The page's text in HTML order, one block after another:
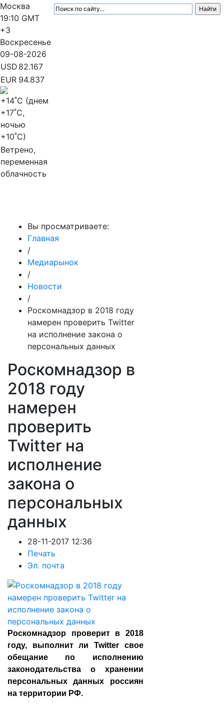
Москва
19:10 GMT
+3
Воскресенье
09-08-2026
USD 82.167
EUR 94.837
+14˚C (днем
+17˚C,
ночью
+10˚C)
Ветрено,
переменная
облачность
Вы просматриваете:
Главная
/
Медиарынок
/
Новости
/
Роскомнадзор в 2018 году
намерен проверить Twitter
на исполнение закона о
персональных данных
Роскомнадзор в
2018 году
намерен
проверить
Twitter на
исполнение
закона о
персональных
данных
28-11-2017 12:36
Печать
Эл. почта
Роскомнадзор проверит в 2018
году, выполнит ли Twitter свое
обещание по исполнению
законодательства о хранении
персональных данных россиян
на территории РФ.